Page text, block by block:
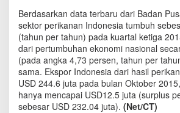
a
y
a
n
T
a
n
g
k
Berdasarkan data terbaru dari Badan
sektor perikanan Indonesia tumbuh
(tahun per tahun) pada kuartal ketiga
dari pertumbuhan ekonomi nasional
(pada angka 4,73 persen, tahun per
sama. Ekspor Indonesia dari hasil
USD 244.6 juta pada bulan Oktober
hanya mencapai USD12.5 juta (surplus
sebesar USD 232.04 juta). (Net/CT)